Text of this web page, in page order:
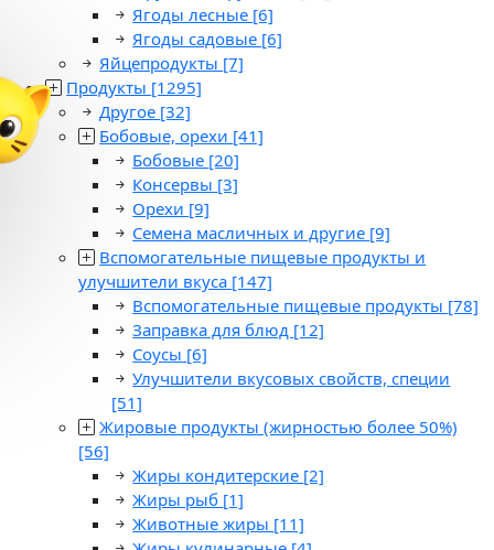
Ягоды лесные [6]
Ягоды садовые [6]
Яйцепродукты [7]
Продукты [1295]
Другое [32]
Бобовые, орехи [41]
Бобовые [20]
Консервы [3]
Орехи [9]
Семена масличных и другие [9]
Вспомогательные пищевые продукты и
улучшители вкуса [147]
Вспомогательные пищевые продукты [78]
Заправка для блюд [12]
Соусы [6]
Улучшители вкусовых свойств, специи
[51]
Жировые продукты (жирностью более 50%)
[56]
Жиры кондитерские [2]
Жиры рыб [1]
Животные жиры [11]